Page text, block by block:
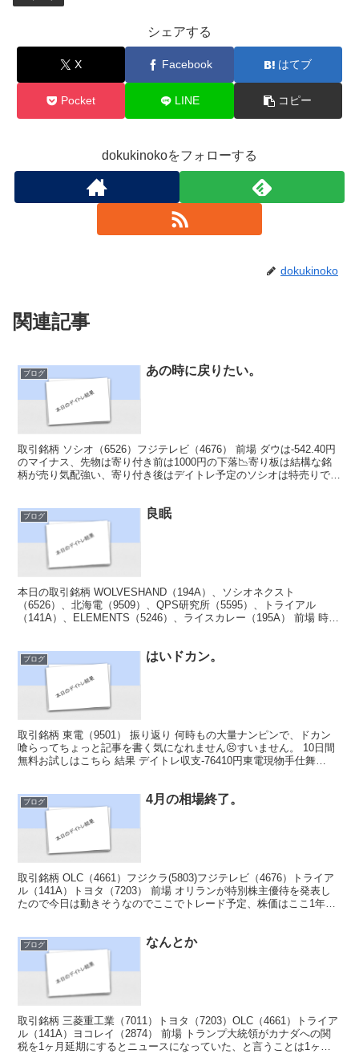
シェアする
X Facebook はてブ
Pocket LINE コピー
dokukinokoをフォローする
dokukinoko
関連記事
ブログ あの時に戻りたい。
取引銘柄 ソシオ（6526）フジテレビ（4676） 前場 ダウは-542.40円
のマイナス、先物は寄り付き前は1000円の下落📉寄り板は結構な銘
柄が売り気配強い、寄り付き後はデイトレ予定のソシオは特売りで止
ブログ 良眠
本日の取引銘柄 WOLVESHAND（194A）、ソシオネクスト
（6526）、北海電（9509）、QPS研究所（5595）、トライアル
（141A）、ELEMENTS（5246）、ライスカレー（195A） 前場 時計
ブログ はいドカン。
取引銘柄 東電（9501） 振り返り 何時もの大量ナンピンで、ドカン
喰らってちょっと記事を書く気になれません😣すいません。 10日間
無料お試しはこちら 結果 デイトレ収支-76410円東電現物手仕舞
ブログ 4月の相場終了。
取引銘柄 OLC（4661）フジクラ(5803)フジテレビ（4676）トライア
ル（141A）トヨタ（7203） 前場 オリランが特別株主優待を発表し
たので今日は動きそうなのでここでトレード予定、株価はここ1年半
ブログ なんとか
取引銘柄 三菱重工業（7011）トヨタ（7203）OLC（4661）トライア
ル（141A）ヨコレイ（2874） 前場 トランプ大統領がカナダへの関
税を1ヶ月延期にするとニュースになっていた、と言うことは1ヶ月